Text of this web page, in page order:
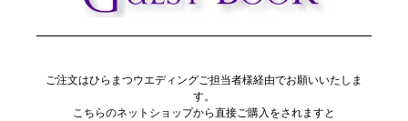
ご注文はひらまつウエディングご担当者様経由でお願いいたしま
す。
こちらのネットショップから直接ご購入をされますと